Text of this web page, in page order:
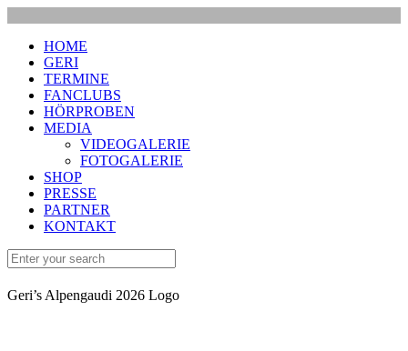
HOME
GERI
TERMINE
FANCLUBS
HÖRPROBEN
MEDIA
VIDEOGALERIE
FOTOGALERIE
SHOP
PRESSE
PARTNER
KONTAKT
Geri’s Alpengaudi 2026 Logo